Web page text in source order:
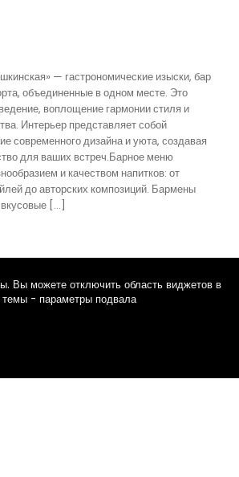
— гастрономические изыски, бар
объединенные в одном месте. Это
воплощение гармонии стиля и
Интерьер представляет собой
современного дизайна и уюта, создавая
для ваших встреч.Барное меню
и качеством напитков: от
до авторских композиций. Бармены
[…]
Вы можете отключить область виджетов в
темы - параметры подвала